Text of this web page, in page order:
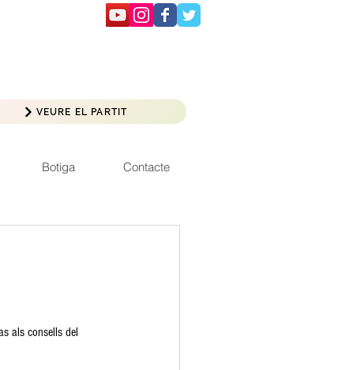
VEURE EL PARTIT
Botiga Contacte
als consells del